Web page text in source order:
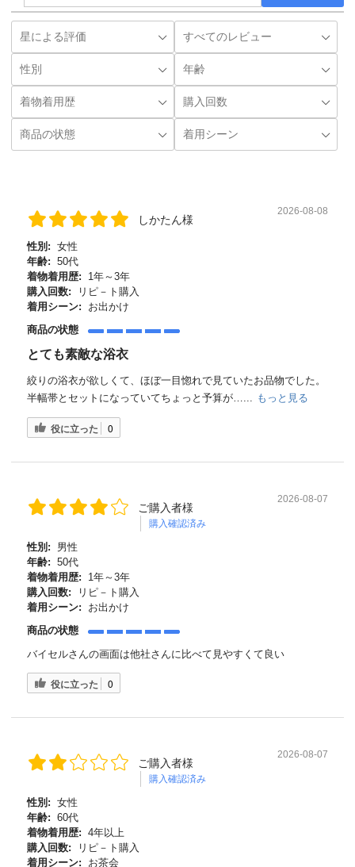
しかたん様
2026-08-08
性別: 女性
年齢: 50代
着物着用歴:
1年～3年
購入回数:
リピ－ト購入
着用シーン:
お出かけ
商品の状態
とても素敵な浴衣
絞りの浴衣が欲しくて、ほぼ一目惚れで見ていたお品物でした。
半幅帯とセットになっていてちょっと予算が…... もっと見る
役に立った 0
ご購入者様
購入確認済み
2026-08-07
性別:
男性
年齢: 50代
着物着用歴:
1年～3年
購入回数:
リピ－ト購入
着用シーン:
お出かけ
商品の状態
バイセルさんの画面は他社さんに比べて見やすくて良い
役に立った 0
ご購入者様
購入確認済み
2026-08-07
性別: 女性
年齢: 60代
着物着用歴: 4年以上
購入回数:
リピ－ト購入
着用シーン:
お茶会